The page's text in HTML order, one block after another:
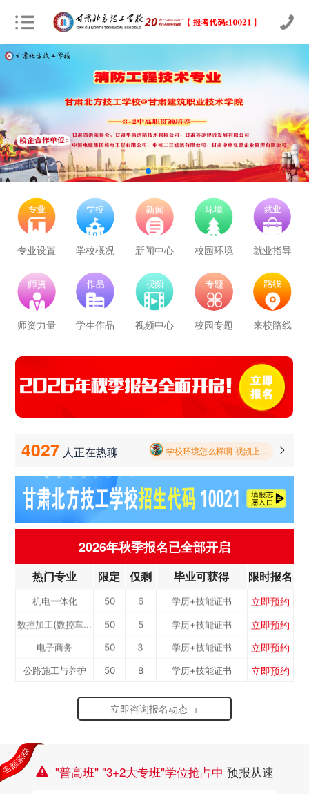
专业设置 学校概况 新闻中心 校园环境 就业指导
师资力量 学生作品 视频中心 校园专题 来校路线
4027 人正在热聊
学校里面的漂亮女孩子多不多呀
报名要带哪些东西
毕业以后的就业率怎么样呀
学校环境怎么样啊 视频上看上去还挺不 错的 有实地去看过的么 
2026年秋季报名已全部开启
热门专业 限定 仅剩 毕业可获得 限时报名
公路施工与养护 50 8 学历+技能证书 立即预约
立即预约
电力机车运用与
检...
50 学历+技能证书 立即预约
中西面点 40
烹饪专业 40 10 学历+技能证书 立即预约
消防工程技术 50 6 学历+技能证书 立即预约
50 7 学历+技能证书
计算机应用与维修 50 3 学历+技能证书 立即预约
机电一体化 50 6 学历+技能证书 立即预约
数控加工(数控车... 50 5 学历+技能证书 立即预约
电子商务 50 3 学历+技能证书 立即预约
公路施工与养护 50 8 学历+技能证书 立即预约
100 2 学历+技能证书
立即咨询报名动态 +
 "普高班" "3+2大专班"学位抢占中 预报从速